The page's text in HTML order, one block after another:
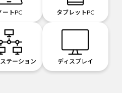
ートPC タブレットPC
テーション ディスプレイ